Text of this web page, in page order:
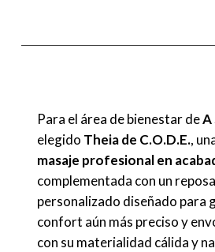
Para el área de bienestar deA
elegido Theia de C.O.D.E.,
masaje profesional en
complementada con un
personalizado diseñado para
confort aún más preciso y
con su materialidad cálida y